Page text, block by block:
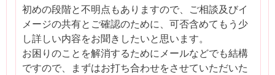
初めの段階と不明点もありますので、ご相談及びイ
メージの共有とご確認のために、可否含めてもう少
し詳しい内容をお聞きしたいと思います。
お困りのことを解消するためにメールなどでも結構
ですので、まずはお打ち合わせをさせていただいた